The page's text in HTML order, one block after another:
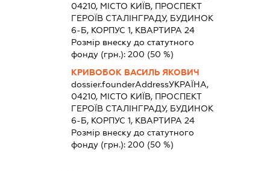
04210, МІСТО КИЇВ, ПРОСПЕКТ
ГЕРОЇВ СТАЛІНГРАДУ, БУДИНОК
6-Б, КОРПУС 1, КВАРТИРА 24
Розмір внеску до статутного
фонду (грн.):200 (50 %)
КРИВОБОК ВАСИЛЬ ЯКОВИЧ
dossier.founderAddressУКРАЇНА,
04210, МІСТО КИЇВ, ПРОСПЕКТ
ГЕРОЇВ СТАЛІНГРАДУ, БУДИНОК
6-Б, КОРПУС 1, КВАРТИРА 24
Розмір внеску до статутного
фонду (грн.):200 (50 %)